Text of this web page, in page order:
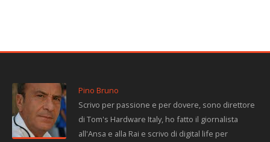
Pino Bruno
Scrivo per passione e per dovere, sono direttore
di Tom's Hardware Italy, ho fatto il giornalista
all'Ansa e alla Rai e scrivo di digital life per